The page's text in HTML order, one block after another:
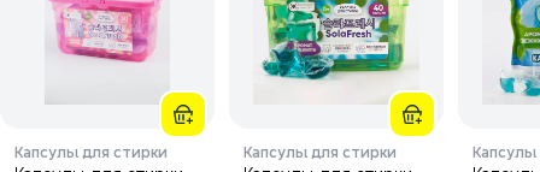
Капсулы для стирки Капсулы для стирки Капсулы